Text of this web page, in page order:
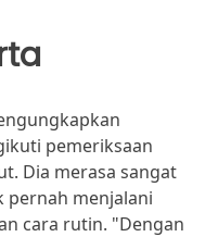
pemeriksaan
Dia merasa sangat
pernah menjalani
cara rutin. "Dengan